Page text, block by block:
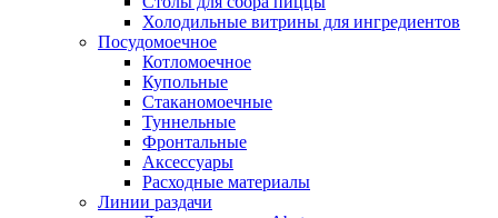
Холодильные витрины для ингредиентов
Посудомоечное
Котломоечное
Купольные
Стаканомоечные
Туннельные
Фронтальные
Аксессуары
Расходные материалы
Линии раздачи